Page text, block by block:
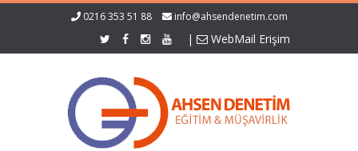
0216 353 51 88 info@ahsendenetim.com
| WebMail Erişim